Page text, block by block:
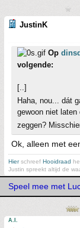
JustinK
Op
volgende:
[..]
Haha, nou... dát
gewoon niet
zeggen?
Ok, alleen met
Hierschreef Hooidraad
Justin spreekt altijd de
Speel mee met
A.I.